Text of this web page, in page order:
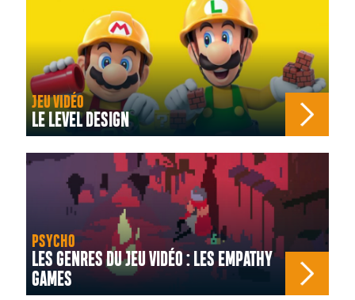
JEU VIDÉO
LE LEVEL DESIGN
PSYCHO
LES GENRES DU JEU VIDÉO : LES EMPATHY
GAMES